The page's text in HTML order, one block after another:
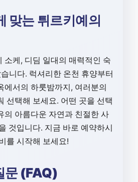
맞는 튀르키예의
소케, 디딤 일대의 매력적인 숙
니다. 럭셔리한 온천 휴양부터
에서의 하룻밤까지, 여러분의
선택해 보세요. 어떤 곳을 선택
의 아름다운 자연과 친절한 사
것입니다. 지금 바로 예약하시
를 시작해 보세요!
문 (FAQ)